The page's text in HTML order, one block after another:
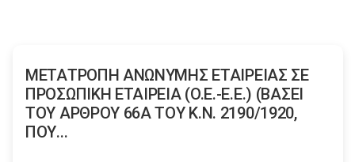
MΕΤΑΤΡΟΠΗ AΝΩΝΥΜΗΣ EΤΑΙΡΕΙΑΣ ΣΕ
ΠΡΟΣΩΠΙΚΗ EΤΑΙΡΕΙΑ (O.E.-E.E.) (ΒΑΣΕΙ
ΤΟΥ ΑΡΘΡΟΥ 66Α ΤΟΥ K.N. 2190/1920,
ΠΟΥ...